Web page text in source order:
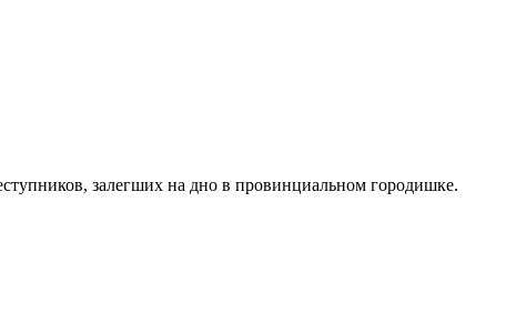
залегших на дно в провинциальном городишке.